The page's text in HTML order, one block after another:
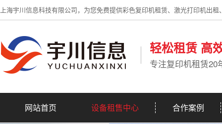
上海宇川信息科技有限公司，为您免费提供彩色复印机租赁、激光打印机出
轻松租赁 高
专注复印机租赁20
网站首页 设备租售中心 合作案例